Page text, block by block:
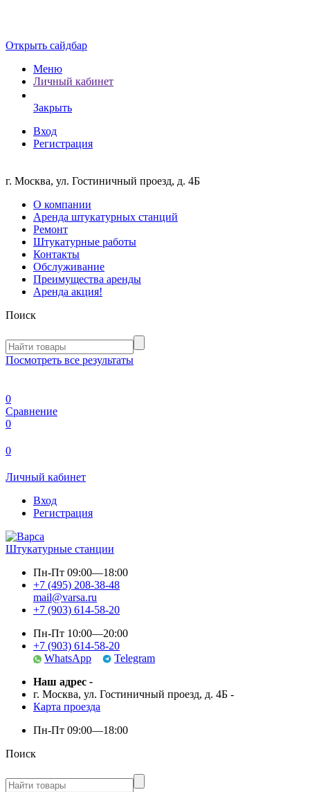
Открыть сайдбар
Меню
Личный кабинет
Закрыть
Вход
Регистрация
г. Москва, ул. Гостиничный проезд, д. 4Б
О компании
Аренда штукатурных станций
Ремонт
Штукатурные работы
Контакты
Обслуживание
Преимущества аренды
Аренда акция!
Поиск
Посмотреть все результаты
0
Сравнение
0
0
Личный кабинет
Вход
Регистрация
Штукатурные станции
Пн-Пт 09:00—18:00
+7 (495) 208-38-48
mail@varsa.ru
+7 (903) 614-58-20
Пн-Пт 10:00—20:00
+7 (903) 614-58-20
WhatsApp
Telegram
Наш адрес -
г. Москва, ул. Гостиничный проезд, д. 4Б -
Карта проезда
Пн-Пт 09:00—18:00
Поиск